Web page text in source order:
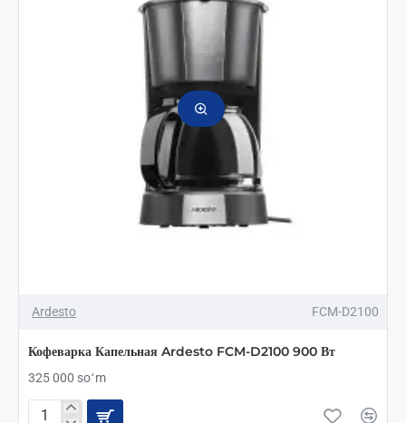
Ardesto FCM-D2100
Кофеварка Капельная Ardesto FCM-D2100 900 Вт
325 000 soʻm